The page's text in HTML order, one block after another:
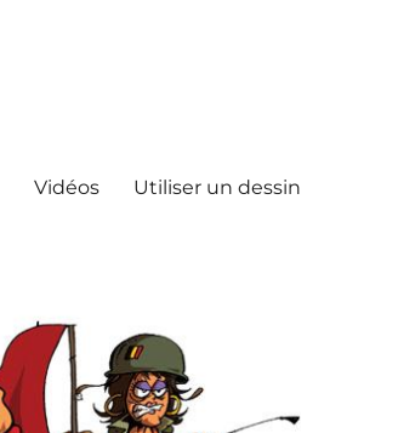
Vidéos Utiliser un dessin